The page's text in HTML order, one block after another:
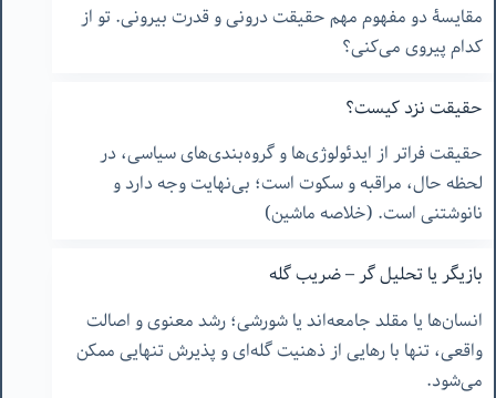
مقایسۀ دو مفهوم مهم حقیقت درونی و قدرت بیرونی. تو از
کدام پیروی می‌کنی؟
حقیقت نزد کیست؟
حقیقت فراتر از ایدئولوژی‌ها و گروه‌بندی‌های سیاسی، در
لحظه حال، مراقبه و سکوت است؛ بی‌نهایت وجه دارد و
نانوشتنی است. (خلاصه ماشین)
بازیگر یا تحلیل گر – ضریب گله
انسان‌ها یا مقلد جامعه‌اند یا شورشی؛ رشد معنوی و اصالت
واقعی، تنها با رهایی از ذهنیت گله‌ای و پذیرش تنهایی ممکن
می‌شود.